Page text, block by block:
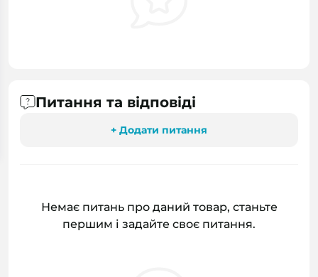
Питання та відповіді
+ Додати питання
Немає питань про даний товар, станьте
першим і задайте своє питання.